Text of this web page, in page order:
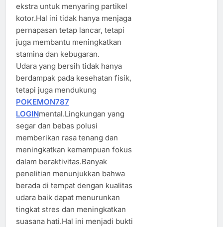
ekstra untuk menyaring partikel
kotor.Hal ini tidak hanya menjaga
pernapasan tetap lancar, tetapi
juga membantu meningkatkan
stamina dan kebugaran.
Udara yang bersih tidak hanya
berdampak pada kesehatan fisik,
tetapi juga mendukung
POKEMON787
LOGINmental.Lingkungan yang
segar dan bebas polusi
memberikan rasa tenang dan
meningkatkan kemampuan fokus
dalam beraktivitas.Banyak
penelitian menunjukkan bahwa
berada di tempat dengan kualitas
udara baik dapat menurunkan
tingkat stres dan meningkatkan
suasana hati.Hal ini menjadi bukti